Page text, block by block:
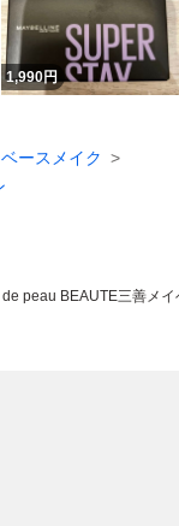
1,990円
ベースメイク
peau BEAUTE三善メ